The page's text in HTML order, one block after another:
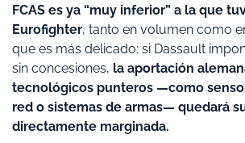
FCAS es ya “muy inferior” a la que
Eurofighter, tanto en volumen como
que es más delicado: si Dassault
sin concesiones, la aportación
tecnológicos punteros —como
red o sistemas de armas— quedará
directamente marginada.